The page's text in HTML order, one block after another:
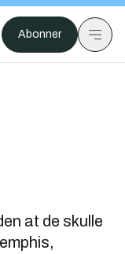
Abonner
at de skulle